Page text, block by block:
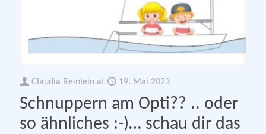
Claudia Reinlein at 19. Mai 2023
Schnuppern am Opti?? .. oder
so ähnliches :-)… schau dir das